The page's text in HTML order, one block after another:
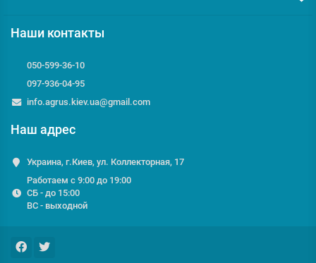
Наши контакты
050-599-36-10
097-936-04-95
info.agrus.kiev.ua@gmail.com
Наш адрес
Украина, г.Киев, ул. Коллекторная, 17
Работаем с 9:00 до 19:00
СБ - до 15:00
ВС - выходной